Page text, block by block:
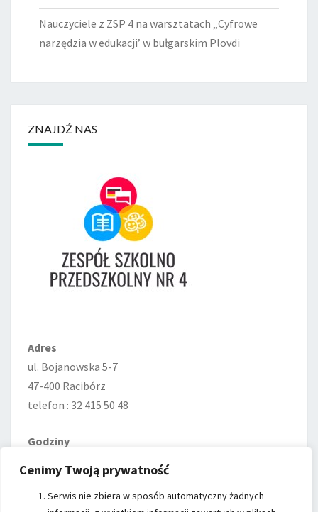
Cenimy Twoją prywatność
Serwis nie zbiera w sposób automatyczny żadnych
Nauczyciele z ZSP 4 na warsztatach „Cyfrowe
narzędzia w edukacji’ w bułgarskim Plovdi
ZNAJDŹ NAS
Adres
ul. Bojanowska 5-7
47-400 Racibórz
telefon : 32 415 50 48
Godziny
7:00–15:00